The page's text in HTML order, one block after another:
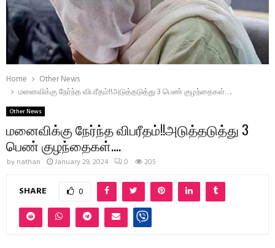
Home
Other News
மனைவிக்கு நேர்ந்த விபரீதம்!!அடுத்தடுத்து 3 பெண் குழந்தைகள்….
Other News
மனைவிக்கு நேர்ந்த விபரீதம்!!அடுத்தடுத்து 3
பெண் குழந்தைகள்….
by nathan January 29, 2024 0 205
SHARE 0